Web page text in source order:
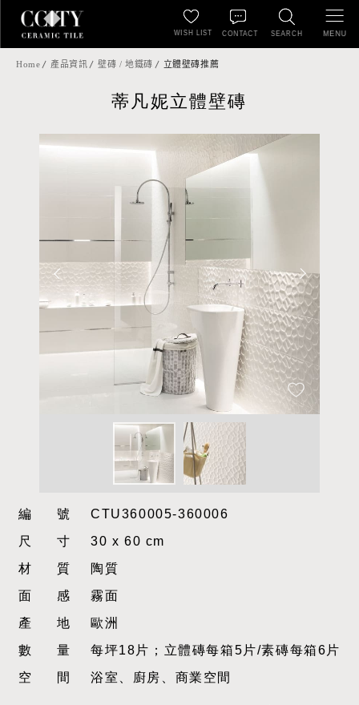
SEARCH
WISH LIST CONTACT MENU
Home 產品資訊 壁磚 / 地鐵磚 立體壁磚推薦
蒂凡妮立體壁磚
編號CTU360005-360006
尺寸30 x 60 cm
材質陶質
面感霧面
產地歐洲
數量每坪18片；立體磚每箱5片/素磚每箱6片
空間浴室、廚房、商業空間